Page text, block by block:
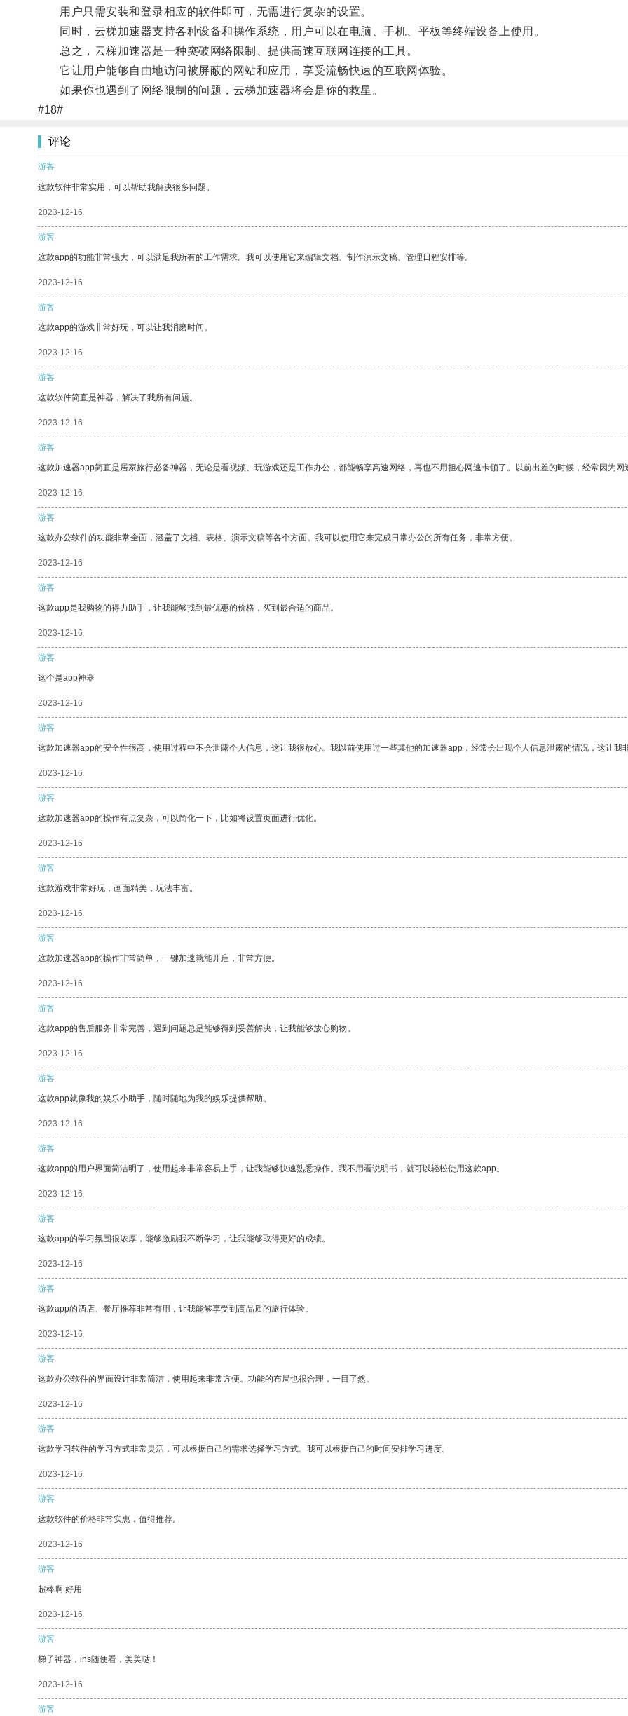
用户只需安装和登录相应的软件即可，无需进行复杂的设置。
同时，云梯加速器支持各种设备和操作系统，用户可以在电脑、手机、平板等终端设备上使用。
总之，云梯加速器是一种突破网络限制、提供高速互联网连接的工具。
它让用户能够自由地访问被屏蔽的网站和应用，享受流畅快速的互联网体验。
如果你也遇到了网络限制的问题，云梯加速器将会是你的救星。
#18#
评论
游客
这款软件非常实用，可以帮助我解决很多问题。
2023-12-16
游客
这款app的功能非常强大，可以满足我所有的工作需求。我可以使用它来编辑文档、制作演示文稿、管理日程安排等。
2023-12-16
游客
这款app的游戏非常好玩，可以让我消磨时间。
2023-12-16
游客
这款软件简直是神器，解决了我所有问题。
2023-12-16
游客
这款加速器app简直是居家旅行必备神器，无论是看视频、玩游戏还是工作办公，都能畅享高速网络，再也不用担心网速卡顿了。以前出差的时候，经常因为
2023-12-16
游客
这款办公软件的功能非常全面，涵盖了文档、表格、演示文稿等各个方面。我可以使用它来完成日常办公的所有任务，非常方便。
2023-12-16
游客
这款app是我购物的得力助手，让我能够找到最优惠的价格，买到最合适的商品。
2023-12-16
游客
这个是app神器
2023-12-16
游客
这款加速器app的安全性很高，使用过程中不会泄露个人信息，这让我很放心。我以前使用过一些其他的加速器app，经常会出现个人信息泄露的情况，这让我
2023-12-16
游客
这款加速器app的操作有点复杂，可以简化一下，比如将设置页面进行优化。
2023-12-16
游客
这款游戏非常好玩，画面精美，玩法丰富。
2023-12-16
游客
这款加速器app的操作非常简单，一键加速就能开启，非常方便。
2023-12-16
游客
这款app的售后服务非常完善，遇到问题总是能够得到妥善解决，让我能够放心购物。
2023-12-16
游客
这款app就像我的娱乐小助手，随时随地为我的娱乐提供帮助。
2023-12-16
游客
这款app的用户界面简洁明了，使用起来非常容易上手，让我能够快速熟悉操作。我不用看说明书，就可以轻松使用这款app。
2023-12-16
游客
这款app的学习氛围很浓厚，能够激励我不断学习，让我能够取得更好的成绩。
2023-12-16
游客
这款app的酒店、餐厅推荐非常有用，让我能够享受到高品质的旅行体验。
2023-12-16
游客
这款办公软件的界面设计非常简洁，使用起来非常方便。功能的布局也很合理，一目了然。
2023-12-16
游客
这款学习软件的学习方式非常灵活，可以根据自己的需求选择学习方式。我可以根据自己的时间安排学习进度。
2023-12-16
游客
这款软件的价格非常实惠，值得推荐。
2023-12-16
游客
超棒啊 好用
2023-12-16
游客
梯子神器，ins随便看，美美哒！
2023-12-16
游客